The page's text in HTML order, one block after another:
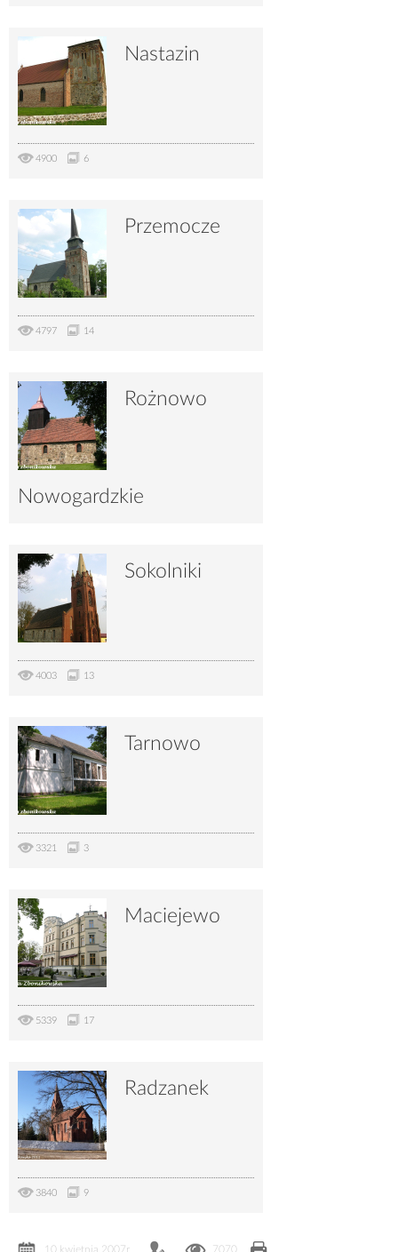
Nastazin
4900 6
Przemocze
4797 14
Rożnowo
Nowogardzkie
4087 10 Sokolniki
4003 13
Tarnowo
3321 3
Maciejewo
5339 17
Radzanek
3840 9
10 kwietnia 2007r. 7070